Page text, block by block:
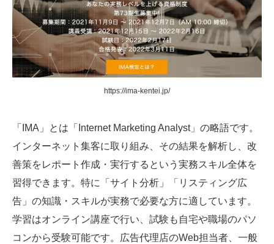
https://ima-kentei.jp/
「IMA」とは「Internet Marketing Analyst」の略語です。
インターネット集客に取り組み、その結果を解析し、改
善策をレポート作成・実行するという実務スキル全体を
習得できます。特に「サイト分析」「リスティング広
告」の知識・スキルが実務で必要な方に適しています。
学習はオンライン講座で行い、試験も自宅や職場のパソ
コンから受験可能です。広告代理店のWeb担当者、一般